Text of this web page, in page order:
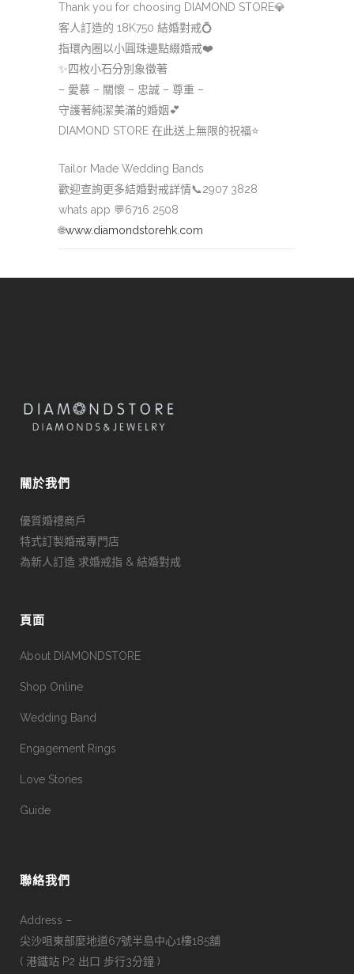
Thank you for choosing DIAMOND STORE💎
客人訂造的 18K750 結婚對戒💍
指環內圈以小圓珠邊點綴婚戒❤️
✨四枚小石分別象徵著
– 愛慕 – 關懷 – 忠誠 – 尊重 –
守護著純潔美滿的婚姻💕
DIAMOND STORE 在此送上無限的祝福⭐️
Tailor Made Wedding Bands
歡迎查詢更多結婚對戒詳情📞2907 3828
whats app 💬6716 2508
🌐www.diamondstorehk.com
關於我們
優質婚禮商戶
特式訂製婚戒專門店
為新人訂造 求婚戒指 & 結婚對戒
頁面
About DIAMONDSTORE
Shop Online
Wedding Band
Engagement Rings
Love Stories
Guide
聯絡我們
Address –
尖沙咀東部麼地道67號半島中心1樓185舖
( 港鐵站 P2 出口 步行3分鐘 )